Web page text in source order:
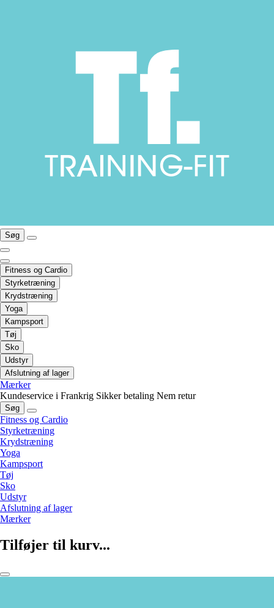
Søg
Fitness og Cardio
Styrketræning
Krydstræning
Yoga
Kampsport
Tøj
Sko
Udstyr
Afslutning af lager
Mærker
Kundeservice i Frankrig Sikker betaling Nem retur
Søg
Fitness og Cardio
Styrketræning
Krydstræning
Yoga
Kampsport
Tøj
Sko
Udstyr
Afslutning af lager
Mærker
Tilføjer til kurv...